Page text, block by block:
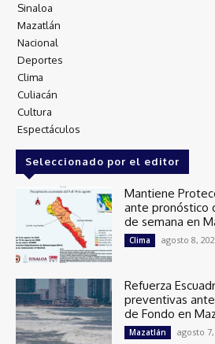
Sinaloa
Mazatlán
Nacional
Deportes
Clima
Culiacán
Cultura
Espectáculos
Seleccionado por el editor
Mantiene
ante pronóstico
de semana en
Clima agosto 8,
Refuerza
preventivas
de Fondo en
Mazatlán agosto